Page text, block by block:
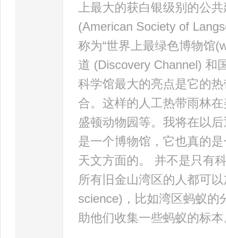
上最大的获白银级别的公
(American Society of
称为“世界上最绿色博物馆
道 (Discovery Channel) 和
科学馆最大的亮点是它的
合。这样的人工热带雨林
盛顿动物园等。我将在以
是一个博物馆，它也真的
天文方面的。 并不是只有
所有旧金山湾区的人都可
science)，比如湾区蚂蚁的
助他们收集一些蚂蚁的标